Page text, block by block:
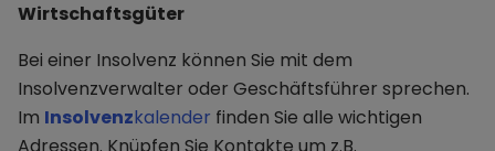
Wirtschaftsgüter
Bei einer Insolvenz können Sie mit dem
Insolvenzverwalter oder Geschäftsführer sprechen.
Im Insolvenzkalender finden Sie alle wichtigen